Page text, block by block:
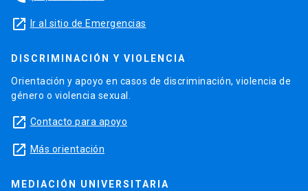
launch Ir al sitio de Emergencias
DISCRIMINACIÓN Y VIOLENCIA
Orientación y apoyo en casos de discriminación, violencia de
género o violencia sexual.
launch Contacto para apoyo
launch Más orientación
MEDIACIÓN UNIVERSITARIA